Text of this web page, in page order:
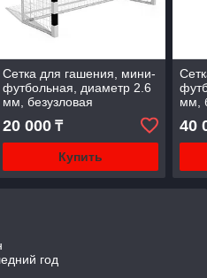
Сетка для гашения, мини-
футбольная, диаметр 2.6
мм, безузловая
20 000₸
Купить
мм,
40
год